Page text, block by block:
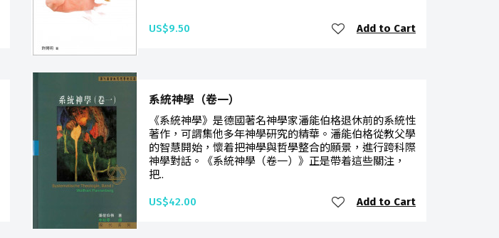
US$9.50 Add to Cart
系統神學（卷一）
《系統神學》是德國著名神學家潘能伯格退休前的系統性
著作，可謂集他多年神學研究的精華。潘能伯格從教父學
的智慧開始，懷着把神學與哲學整合的願景，進行跨科際
神學對話。《系統神學（卷一）》正是帶着這些關注，
把..
US$42.00 Add to Cart